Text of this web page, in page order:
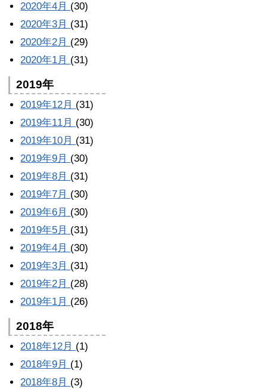
2020年4月 (30)
2020年3月 (31)
2020年2月 (29)
2020年1月 (31)
2019年
2019年12月 (31)
2019年11月 (30)
2019年10月 (31)
2019年9月 (30)
2019年8月 (31)
2019年7月 (30)
2019年6月 (30)
2019年5月 (31)
2019年4月 (30)
2019年3月 (31)
2019年2月 (28)
2019年1月 (26)
2018年
2018年12月 (1)
2018年9月 (1)
2018年8月 (3)